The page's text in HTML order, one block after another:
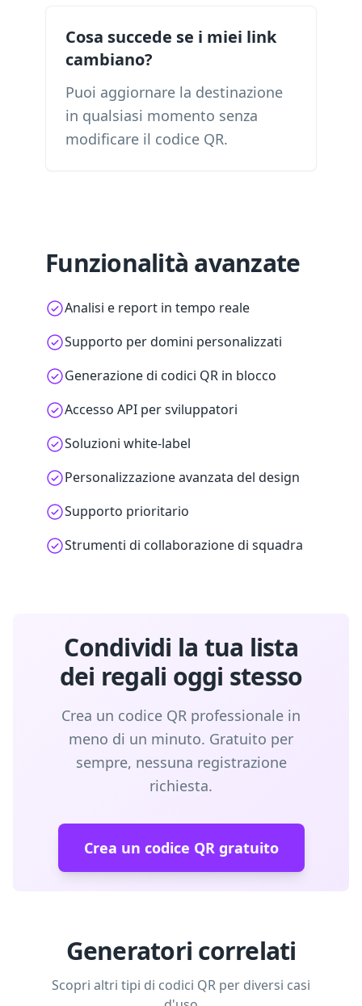
Cosa succede se i miei link
cambiano?
Puoi aggiornare la destinazione
in qualsiasi momento senza
modificare il codice QR.
Funzionalità avanzate
Analisi e report in tempo reale
Supporto per domini personalizzati
Generazione di codici QR in blocco
Accesso API per sviluppatori
Soluzioni white-label
Personalizzazione avanzata del design
Supporto prioritario
Strumenti di collaborazione di squadra
Condividi la tua lista
dei regali oggi stesso
Crea un codice QR professionale in
meno di un minuto. Gratuito per
sempre, nessuna registrazione
richiesta.
Crea un codice QR gratuito
Generatori correlati
Scopri altri tipi di codici QR per diversi casi